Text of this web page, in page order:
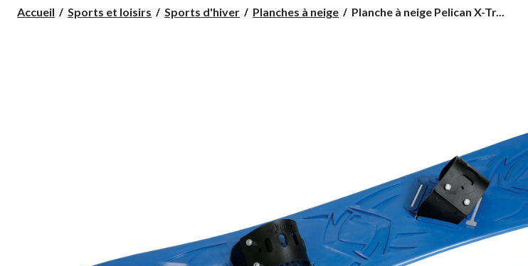
Accueil Sports et loisirs Sports d'hiver Planches à neige
Planche
Planche à neige Pelican X-Tr...